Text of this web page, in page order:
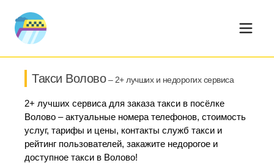
Такси Волово– 2+ лучших и недорогих сервиса
2+ лучших сервиса для заказа такси в посёлке
Волово – актуальные номера телефонов, стоимость
услуг, тарифы и цены, контакты служб такси и
рейтинг пользователей, закажите недорогое и
доступное такси в Волово!